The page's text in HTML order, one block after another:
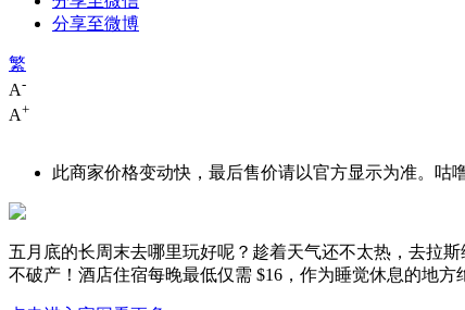
分享至微博
繁
A-
A+
此商家价格变动快，最后售价请以官方显示为准。咕
五月底的长周末去哪里玩好呢？趁着天气还不太热，去拉
不破产！酒店住宿每晚最低仅需 $16，作为睡觉休息的地